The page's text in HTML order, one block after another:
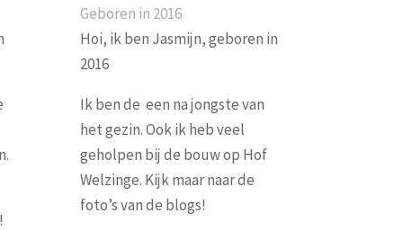
Geboren in 2016
Hoi, ik ben Jasmijn, geboren in
2016
Ik ben de een na jongste van
het gezin. Ook ik heb veel
geholpen bij de bouw op Hof
Welzinge. Kijk maar naar de
foto’s van de blogs!